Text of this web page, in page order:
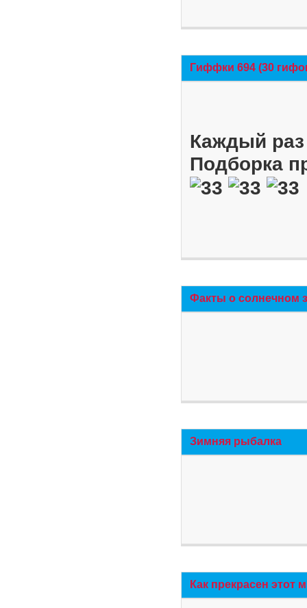
Гиффки 694 (30
Каждый
Подборка
Факты о солнечном
Зимняя рыбалка
Как прекрасен этот